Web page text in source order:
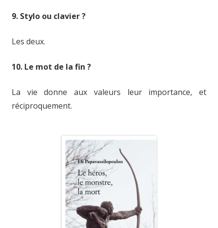
9. Stylo ou clavier ?
Les deux.
10. Le mot de la fin ?
La vie donne aux valeurs leur importance, et
réciproquement.